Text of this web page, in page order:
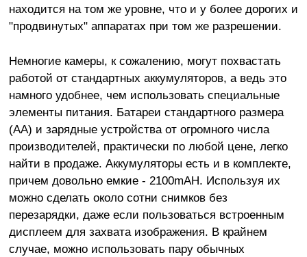
находится на том же уровне, что и у более дорогих и
"продвинутых" аппаратах при том же разрешении.
Немногие камеры, к сожалению, могут похвастать
работой от стандартных аккумуляторов, а ведь это
намного удобнее, чем использовать специальные
элементы питания. Батареи стандартного размера
(АА) и зарядные устройства от огромного числа
производителей, практически по любой цене, легко
найти в продаже. Аккумуляторы есть и в комплекте,
причем довольно емкие - 2100mAH. Используя их
можно сделать около сотни снимков без
перезарядки, даже если пользоваться встроенным
дисплеем для захвата изображения. В крайнем
случае, можно использовать пару обычных